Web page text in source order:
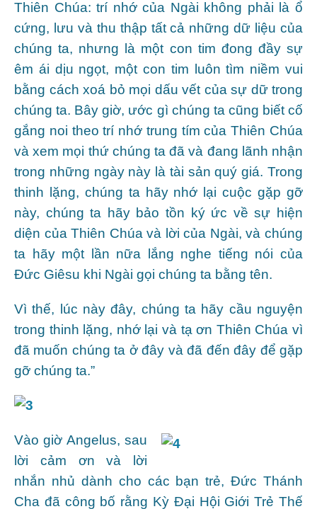
Thiên Chúa: trí nhớ của Ngài không phải là ổ
cứng, lưu và thu thập tất cả những dữ liệu của
chúng ta, nhưng là một con tim đong đầy sự
êm ái dịu ngọt, một con tim luôn tìm niềm vui
bằng cách xoá bỏ mọi dấu vết của sự dữ trong
chúng ta. Bây giờ, ước gì chúng ta cũng biết cố
gắng noi theo trí nhớ trung tím của Thiên Chúa
và xem mọi thứ chúng ta đã và đang lãnh nhận
trong những ngày này là tài sản quý giá. Trong
thinh lặng, chúng ta hãy nhớ lại cuộc gặp gỡ
này, chúng ta hãy bảo tồn ký ức về sự hiện
diện của Thiên Chúa và lời của Ngài, và chúng
ta hãy một lần nữa lắng nghe tiếng nói của
Đức Giêsu khi Ngài gọi chúng ta bằng tên.
Vì thế, lúc này đây, chúng ta hãy cầu nguyện
trong thinh lặng, nhớ lại và tạ ơn Thiên Chúa vì
đã muốn chúng ta ở đây và đã đến đây để gặp
gỡ chúng ta.”
Vào giờ Angelus, sau
lời cảm ơn và lời
nhắn nhủ dành cho các bạn trẻ, Đức Thánh
Cha đã công bố rằng Kỳ Đại Hội Giới Trẻ Thế